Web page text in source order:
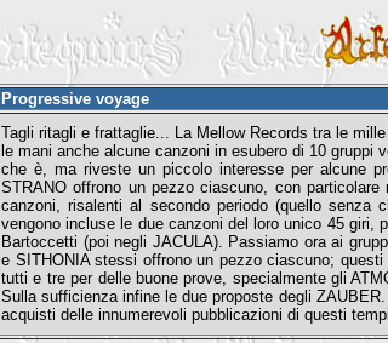
Progressive voyage
Tagli ritagli e frattaglie... La Mellow Records tra le
le mani anche alcune canzoni in esubero di 10
che è, ma riveste un piccolo interesse per alcune
STRANO offrono un pezzo ciascuno, con
canzoni, risalenti al secondo periodo (quello senza
vengono incluse le due canzoni del loro unico 45 giri,
Bartoccetti (poi negli JACULA). Passiamo ora ai
e SITHONIA stessi offrono un pezzo ciascuno;
tutti e tre per delle buone prove, specialmente gli
Sulla sufficienza infine le due proposte degli
acquisti delle innumerevoli pubblicazioni di questi